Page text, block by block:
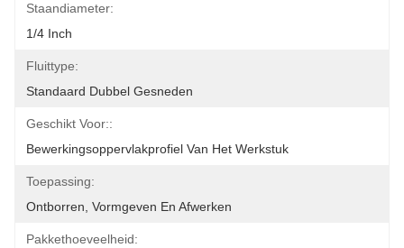
Staandiameter:
1/4 Inch
Fluittype:
Standaard Dubbel Gesneden
Geschikt Voor::
Bewerkingsoppervlakprofiel Van Het Werkstuk
Toepassing:
Ontborren, Vormgeven En Afwerken
Pakkethoeveelheid: